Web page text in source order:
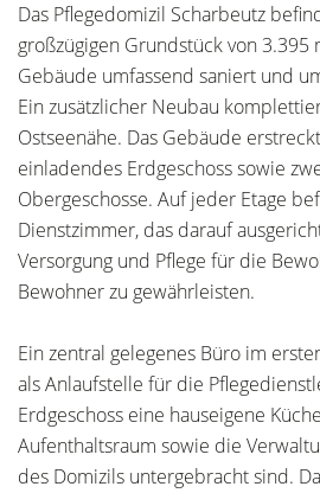
Das Pflegedomizil Scharbeutz
großzügigen Grundstück von 3.395
Gebäude umfassend saniert und
Ein zusätzlicher Neubau
Ostseenähe. Das Gebäude
einladendes Erdgeschoss sowie
Obergeschosse. Auf jeder Etage
Dienstzimmer, das darauf
Versorgung und Pflege für die
Bewohner zu gewährleisten.
Ein zentral gelegenes Büro im
als Anlaufstelle für die
Erdgeschoss eine hauseigene
Aufenthaltsraum sowie die
des Domizils untergebracht sind.